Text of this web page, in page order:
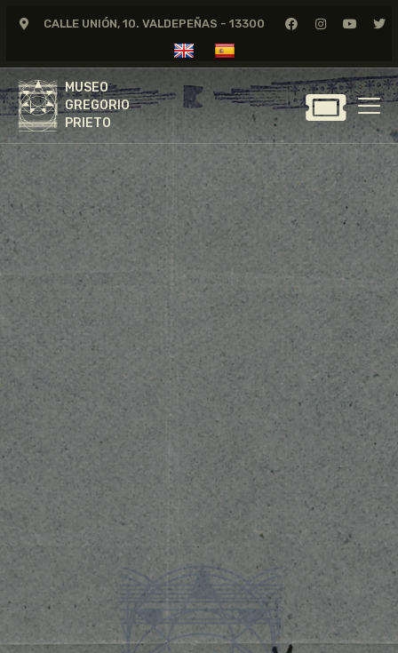
CALLE UNIÓN, 10. VALDEPEÑAS - 13300
MUSEO
GREGORIO
PRIETO
MUSEO
GREGORIO
PRIETO
GREGORIO PRIETO
MUSEO
ARCHIVO
CERTAMEN DE DIBUJO
FUNDACIÓN
TIENDA
NOTICIAS